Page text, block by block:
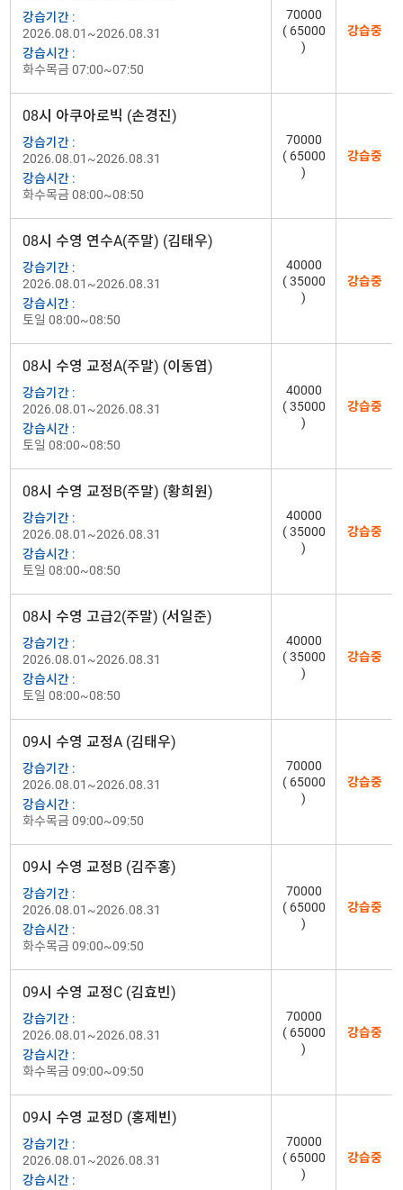
강습기간 :
2026.08.01~2026.08.31
강습시간 :
화수목금 07:00~07:50
70000
( 65000
)
강습중
08시 아쿠아로빅 (손경진)
강습기간 :
2026.08.01~2026.08.31
강습시간 :
화수목금 08:00~08:50
70000
( 65000
)
강습중
08시 수영 연수A(주말) (김태우)
강습기간 :
2026.08.01~2026.08.31
강습시간 :
토일 08:00~08:50
40000
( 35000
)
강습중
08시 수영 교정A(주말) (이동엽)
강습기간 :
2026.08.01~2026.08.31
강습시간 :
토일 08:00~08:50
40000
( 35000
)
강습중
08시 수영 교정B(주말) (황희원)
강습기간 :
2026.08.01~2026.08.31
강습시간 :
토일 08:00~08:50
40000
( 35000
)
강습중
08시 수영 고급2(주말) (서일준)
강습기간 :
2026.08.01~2026.08.31
강습시간 :
토일 08:00~08:50
40000
( 35000
)
강습중
09시 수영 교정A (김태우)
강습기간 :
2026.08.01~2026.08.31
강습시간 :
화수목금 09:00~09:50
70000
( 65000
)
강습중
09시 수영 교정B (김주홍)
강습기간 :
2026.08.01~2026.08.31
강습시간 :
화수목금 09:00~09:50
70000
( 65000
)
강습중
09시 수영 교정C (김효빈)
강습기간 :
2026.08.01~2026.08.31
강습시간 :
화수목금 09:00~09:50
70000
( 65000
)
강습중
09시 수영 교정D (홍제빈)
강습기간 :
2026.08.01~2026.08.31
강습시간 :
70000
( 65000
)
강습중